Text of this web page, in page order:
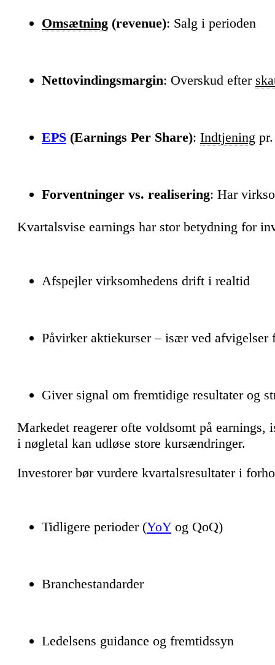
Omsætning (revenue): Salg i perioden
Nettovindingsmargin: Overskud efter
EPS (Earnings Per Share): Indtjening
Forventninger vs. realisering: Har
Kvartalsvise earnings har stor betydning for
Afspejler virksomhedens drift i realtid
Påvirker aktiekurser – især ved afvigelser
Giver signal om fremtidige resultater og
Markedet reagerer ofte voldsomt på
i nøgletal kan udløse store kursændringer.
Investorer bør vurdere kvartalsresultater i
Tidligere perioder (YoYog QoQ)
Branchestandarder
Ledelsens guidance og fremtidssyn